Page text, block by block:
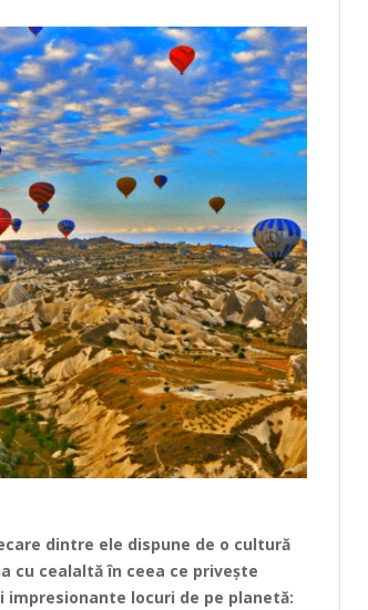
dintre ele dispune de o cultură
cu cealaltă în ceea ce privește
locuri de pe planetă: